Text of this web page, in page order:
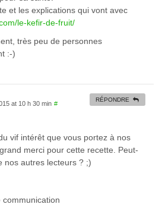
et les explications qui vont avec
le-kefir-de-fruit/
très peu de personnes
:-)
at 10 h 30 min #
vif intérêt que vous portez à nos
merci pour cette recette. Peut-
nos autres lecteurs ? ;)
communication
RÉPONDRE